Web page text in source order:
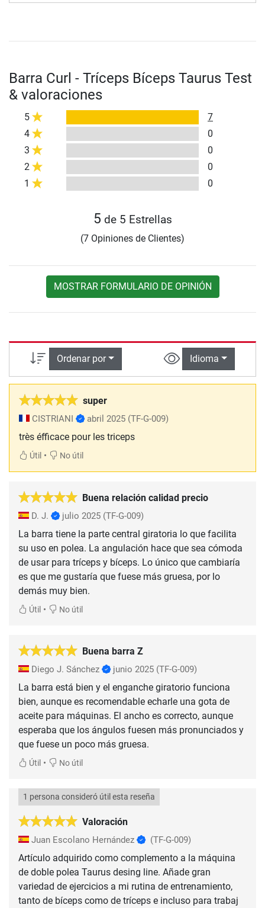
Barra Curl - Tríceps Bíceps Taurus Test
& valoraciones
5
7
4
0
3
0
2
0
1
0
5 de 5 Estrellas
(7 Opiniones de Clientes)
MOSTRAR FORMULARIO DE OPINIÓN
Ordenar por Idioma
super
CISTRIANI abril 2025 (TF-G-009)
très éfficace pour les triceps
Útil • No útil
Buena relación calidad precio
D. J. julio 2025 (TF-G-009)
La barra tiene la parte central giratoria lo que facilita
su uso en polea. La angulación hace que sea cómoda
de usar para tríceps y bíceps. Lo único que cambiaría
es que me gustaría que fuese más gruesa, por lo
demás muy bien.
Útil • No útil
Buena barra Z
Diego J. Sánchez junio 2025 (TF-G-009)
La barra está bien y el enganche giratorio funciona
bien, aunque es recomendable echarle una gota de
aceite para máquinas. El ancho es correcto, aunque
esperaba que los ángulos fuesen más pronunciados y
que fuese un poco más gruesa.
Útil • No útil
Valoración
1 persona consideró útil esta reseña
Juan Escolano Hernández (TF-G-009)
Artículo adquirido como complemento a la máquina
de doble polea Taurus desing line. Añade gran
variedad de ejercicios a mi rutina de entrenamiento,
tanto de bíceps como de tríceps e incluso para trabaj